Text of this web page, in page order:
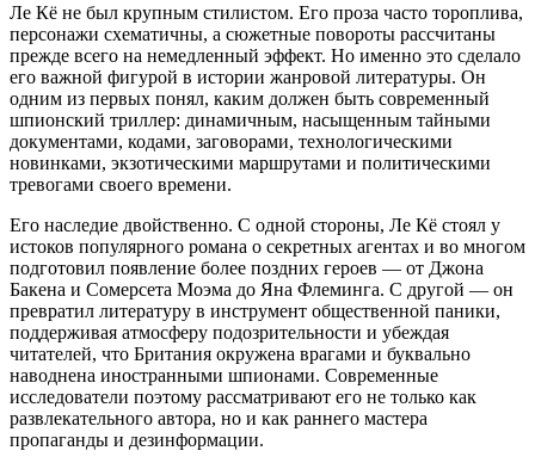
Ле Кё не был крупным стилистом. Его проза часто тороплива,
персонажи схематичны, а сюжетные повороты рассчитаны
прежде всего на немедленный эффект. Но именно это сделало
его важной фигурой в истории жанровой литературы. Он
одним из первых понял, каким должен быть современный
шпионский триллер: динамичным, насыщенным тайными
документами, кодами, заговорами, технологическими
новинками, экзотическими маршрутами и политическими
тревогами своего времени.
Его наследие двойственно. С одной стороны, Ле Кё стоял у
истоков популярного романа о секретных агентах и во многом
подготовил появление более поздних героев — от Джона
Бакена и Сомерсета Моэма до Яна Флеминга. С другой — он
превратил литературу в инструмент общественной паники,
поддерживая атмосферу подозрительности и убеждая
читателей, что Британия окружена врагами и буквально
наводнена иностранными шпионами. Современные
исследователи поэтому рассматривают его не только как
развлекательного автора, но и как раннего мастера
пропаганды и дезинформации.